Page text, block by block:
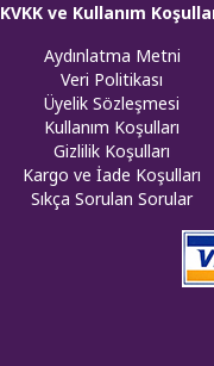
KVKK ve Kullanım
Aydınlatma Metni
Veri Politikası
Üyelik Sözleşmesi
Kullanım Koşulları
Gizlilik Koşulları
Kargo ve İade Koşulları
Sıkça Sorulan Sorular